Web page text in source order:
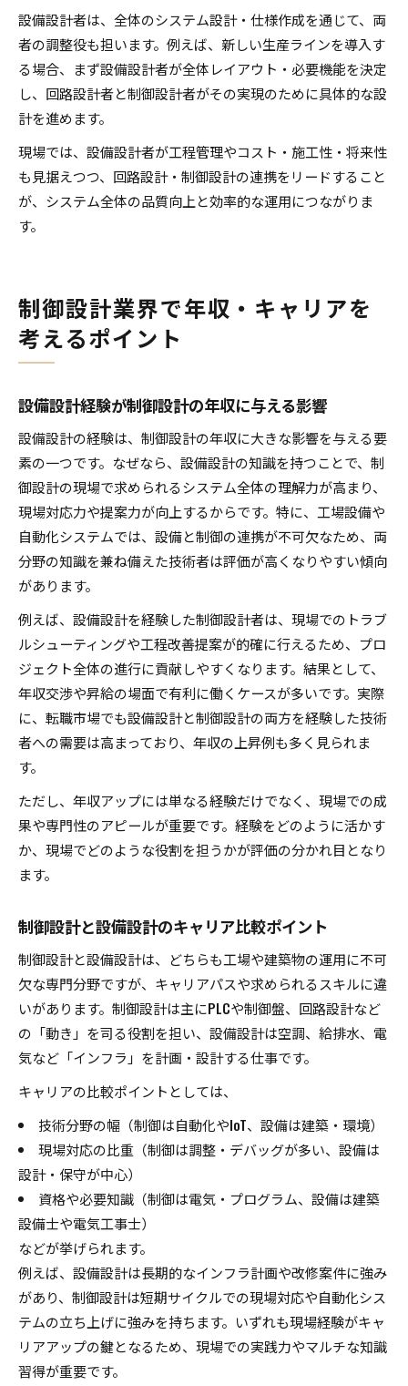
設備設計者は、全体のシステム設計・仕様作成を通じて、両
者の調整役も担います。例えば、新しい生産ラインを導入す
る場合、まず設備設計者が全体レイアウト・必要機能を決定
し、回路設計者と制御設計者がその実現のために具体的な設
計を進めます。
現場では、設備設計者が工程管理やコスト・施工性・将来性
も見据えつつ、回路設計・制御設計の連携をリードすること
が、システム全体の品質向上と効率的な運用につながりま
す。
制御設計業界で年収・キャリアを
考えるポイント
設備設計経験が制御設計の年収に与える影響
設備設計の経験は、制御設計の年収に大きな影響を与える要
素の一つです。なぜなら、設備設計の知識を持つことで、制
御設計の現場で求められるシステム全体の理解力が高まり、
現場対応力や提案力が向上するからです。特に、工場設備や
自動化システムでは、設備と制御の連携が不可欠なため、両
分野の知識を兼ね備えた技術者は評価が高くなりやすい傾向
があります。
例えば、設備設計を経験した制御設計者は、現場でのトラブ
ルシューティングや工程改善提案が的確に行えるため、プロ
ジェクト全体の進行に貢献しやすくなります。結果として、
年収交渉や昇給の場面で有利に働くケースが多いです。実際
に、転職市場でも設備設計と制御設計の両方を経験した技術
者への需要は高まっており、年収の上昇例も多く見られま
す。
ただし、年収アップには単なる経験だけでなく、現場での成
果や専門性のアピールが重要です。経験をどのように活かす
か、現場でどのような役割を担うかが評価の分かれ目となり
ます。
制御設計と設備設計のキャリア比較ポイント
制御設計と設備設計は、どちらも工場や建築物の運用に不可
欠な専門分野ですが、キャリアパスや求められるスキルに違
いがあります。制御設計は主にPLCや制御盤、回路設計など
の「動き」を司る役割を担い、設備設計は空調、給排水、電
気など「インフラ」を計画・設計する仕事です。
キャリアの比較ポイントとしては、
技術分野の幅（制御は自動化やIoT、設備は建築・環境）
現場対応の比重（制御は調整・デバッグが多い、設備は
設計・保守が中心）
資格や必要知識（制御は電気・プログラム、設備は建築
設備士や電気工事士）
などが挙げられます。
例えば、設備設計は長期的なインフラ計画や改修案件に強み
があり、制御設計は短期サイクルでの現場対応や自動化シス
テムの立ち上げに強みを持ちます。いずれも現場経験がキャ
リアアップの鍵となるため、現場での実践力やマルチな知識
習得が重要です。